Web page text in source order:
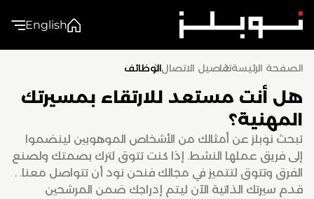
English
الصفحة الرئيسةتفاصيل الاتصالالوظائف
هل أنت مستعد للارتقاء بمسيرتك
المهنية؟
تبحث نوبلز عن أمثالك من الأشخاص الموهوبين لينضموا
إلى فريق عملها النشط. إذا كنت تتوق لترك بصمتك ولصنع
الفرق وتتوق لتتميز في مجالك فنحن نود أن تتواصل معنا. .
قدم سيرتك الذاتية الآن ليتم إدراجك ضمن المرشحين